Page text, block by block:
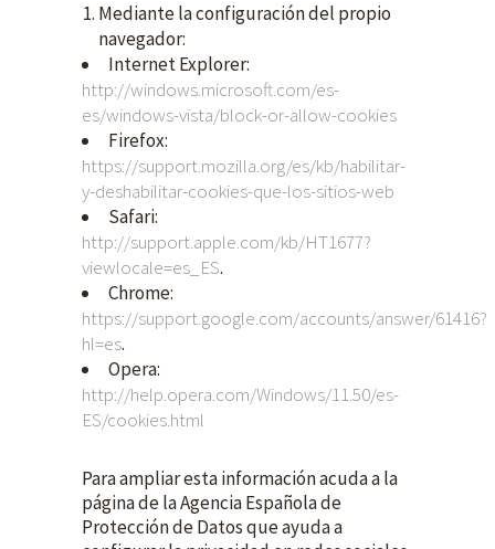
Mediante la configuración del propio
navegador:
Internet Explorer:
http://windows.microsoft.com/es-
es/windows-vista/block-or-allow-cookies
Firefox:
https://support.mozilla.org/es/kb/habilitar-
y-deshabilitar-cookies-que-los-sitios-web
Safari:
http://support.apple.com/kb/HT1677?
viewlocale=es_ES.
Chrome:
https://support.google.com/accounts/answer/61416?
hl=es.
Opera:
http://help.opera.com/Windows/11.50/es-
ES/cookies.html
Para ampliar esta información acuda a la
página de la Agencia Española de
Protección de Datos que ayuda a